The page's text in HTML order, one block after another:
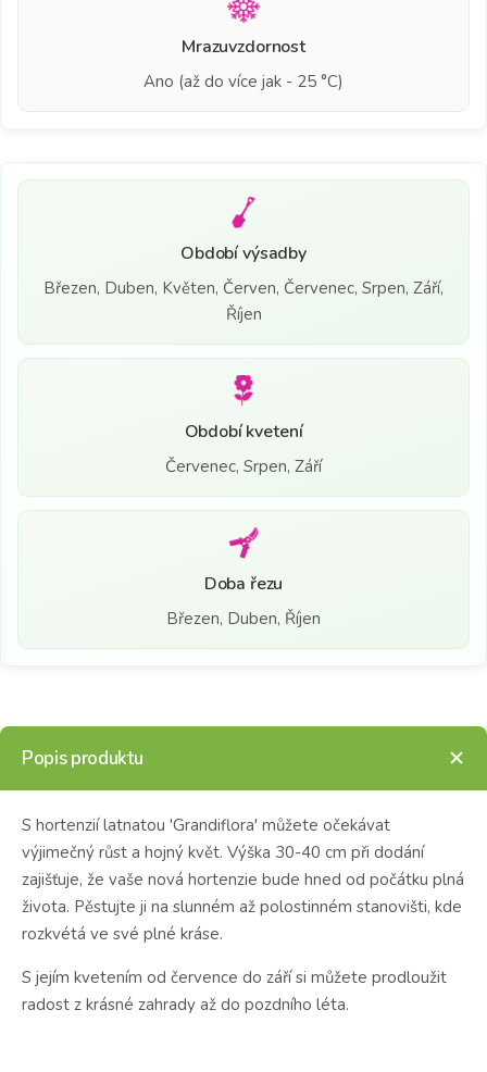
Mrazuvzdornost
Ano (až do více jak - 25 °C)
Období výsadby
Březen, Duben, Květen, Červen, Červenec, Srpen, Září,
Říjen
Období kvetení
Červenec, Srpen, Září
Doba řezu
Březen, Duben, Říjen
Popis produktu
S hortenzií latnatou 'Grandiflora' můžete očekávat
výjimečný růst a hojný květ. Výška 30-40 cm při dodání
zajišťuje, že vaše nová hortenzie bude hned od počátku plná
života. Pěstujte ji na slunném až polostinném stanovišti, kde
rozkvétá ve své plné kráse.
S jejím kvetením od července do září si můžete prodloužit
radost z krásné zahrady až do pozdního léta.